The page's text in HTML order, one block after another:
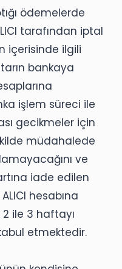
ödemelerde
tarafından iptal
içerisinde ilgili
bankaya
işlem süreci ile
gecikmeler için
müdahalede
ve
iade edilen
hesabına
2 ile 3 haftayı
etmektedir.